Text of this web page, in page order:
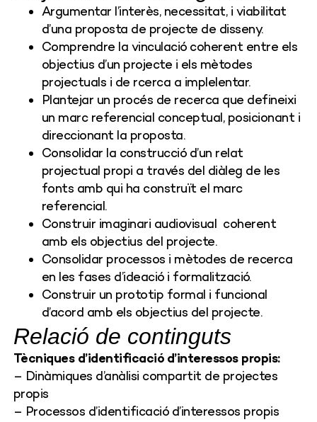
Argumentar l’interès, necessitat, i viabilitat
d’una proposta de projecte de disseny.
Comprendre la vinculació coherent entre els
objectius d’un projecte i els mètodes
projectuals i de rcerca a implelentar.
Plantejar un procés de recerca que defineixi
un marc referencial conceptual, posicionant i
direccionant la proposta.
Consolidar la construcció d’un relat
projectual propi a través del diàleg de les
fonts amb qui ha construït el marc
referencial.
Construir imaginari audiovisual coherent
amb els objectius del projecte.
Consolidar processos i mètodes de recerca
en les fases d’ideació i formalització.
Construir un prototip formal i funcional
d’acord amb els objectius del projecte.
Relació de continguts
Tècniques d’identificació d’interessos propis:
– Dinàmiques d’anàlisi compartit de projectes
propis
– Processos d’identificació d’interessos propis